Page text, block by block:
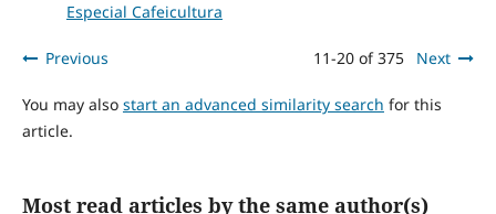
Especial Cafeicultura
Previous 11-20 of 375 Next
You may also start an advanced similarity search for this
article.
Most read articles by the same author(s)